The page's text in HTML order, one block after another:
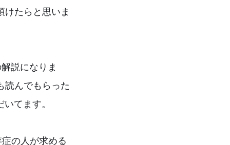
けたらと思いま
説になりま
読んでもらった
てます。
の人が求める